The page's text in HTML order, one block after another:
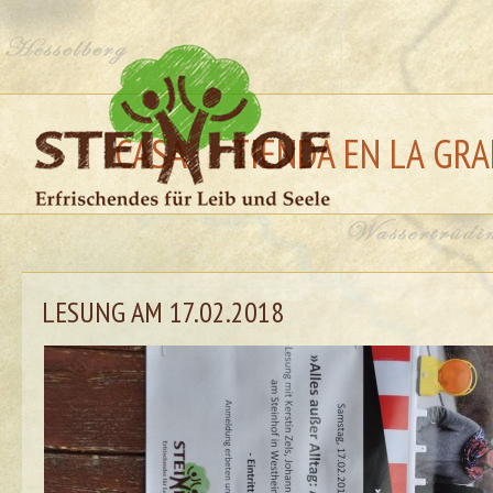
CASA TIENDA EN LA
LESUNG AM 17.02.2018